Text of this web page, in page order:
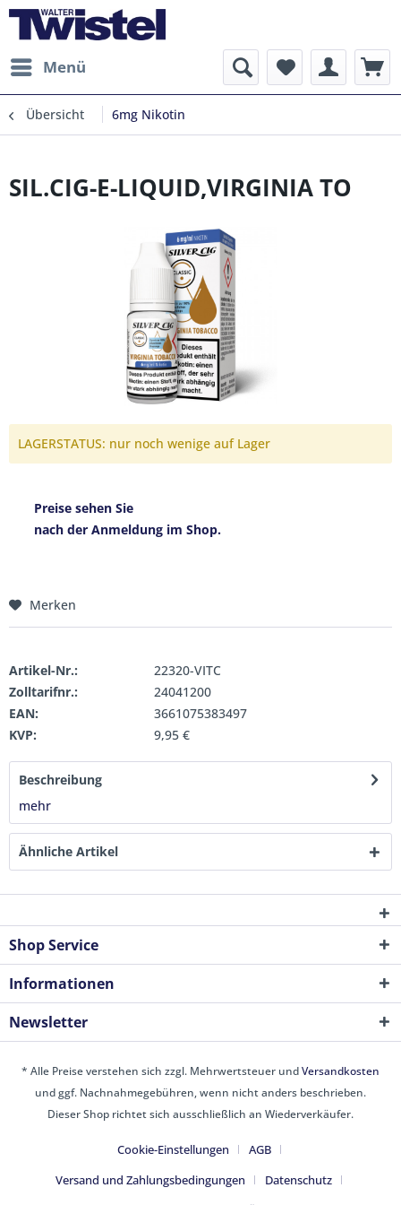
Menü
Übersicht 6mg Nikotin
SIL.CIG-E-LIQUID,VIRGINIA TO
LAGERSTATUS: nur noch wenige auf Lager
Preise sehen Sie
nach der Anmeldung im Shop.
Merken
Artikel-Nr.:
22320-VITC
Zolltarifnr.:
24041200
EAN:
3661075383497
KVP:
9,95 €
Beschreibung
mehr
Ähnliche Artikel
Shop Service
Informationen
Newsletter
* Alle Preise verstehen sich zzgl. Mehrwertsteuer undVersandkosten
und ggf. Nachnahmegebühren, wenn nicht anders beschrieben.
Dieser Shop richtet sich ausschließlich an Wiederverkäufer.
Cookie-Einstellungen
AGB
Versand und Zahlungsbedingungen
Datenschutz